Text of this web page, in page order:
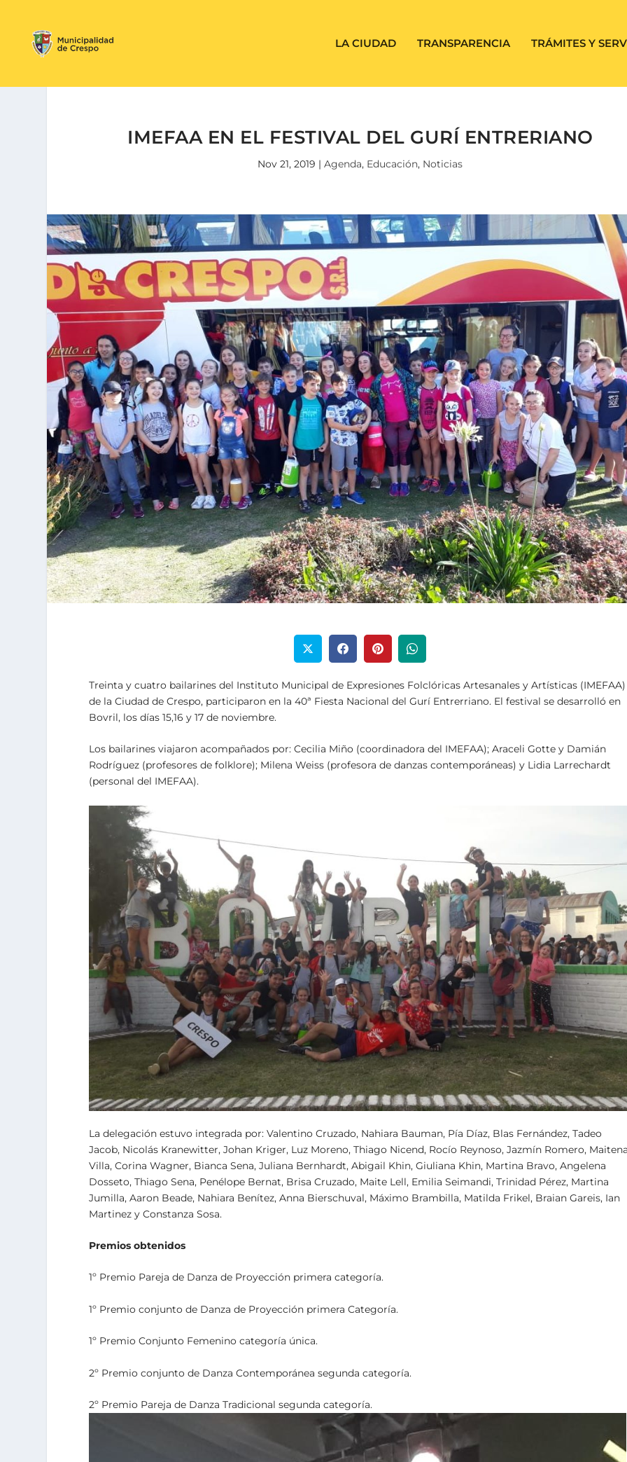
LA CIUDAD TRANSPARENCIA TRÁMITES Y
IMEFAA EN EL FESTIVAL DEL GURÍ ENTRERIANO
Nov 21, 2019 |Agenda, Educación, Noticias
Treinta y cuatro bailarines del Instituto Municipal de Expresiones Folclóricas Artesanales y Artísticas (IMEFAA)
de la Ciudad de Crespo, participaron en la 40ª Fiesta Nacional del Gurí Entrerriano. El festival se desarrolló en
Bovril, los días 15,16 y 17 de noviembre.
Los bailarines viajaron acompañados por: Cecilia Miño (coordinadora del IMEFAA); Araceli Gotte y Damián
Rodríguez (profesores de folklore); Milena Weiss (profesora de danzas contemporáneas) y Lidia Larrechardt
(personal del IMEFAA).
La delegación estuvo integrada por: Valentino Cruzado, Nahiara Bauman, Pía Díaz, Blas Fernández, Tadeo
Jacob, Nicolás Kranewitter, Johan Kriger, Luz Moreno, Thiago Nicend, Rocío Reynoso, Jazmín Romero,
Villa, Corina Wagner, Bianca Sena, Juliana Bernhardt, Abigail Khin, Giuliana Khin, Martina Bravo, Angelena
Dosseto, Thiago Sena, Penélope Bernat, Brisa Cruzado, Maite Lell, Emilia Seimandi, Trinidad Pérez, Martina
Jumilla, Aaron Beade, Nahiara Benítez, Anna Bierschuval, Máximo Brambilla, Matilda Frikel, Braian Gareis, Ian
Martinez y Constanza Sosa.
Premios obtenidos
1º Premio Pareja de Danza de Proyección primera categoría.
1º Premio conjunto de Danza de Proyección primera Categoría.
1º Premio Conjunto Femenino categoría única.
2º Premio conjunto de Danza Contemporánea segunda categoría.
2º Premio Pareja de Danza Tradicional segunda categoría.